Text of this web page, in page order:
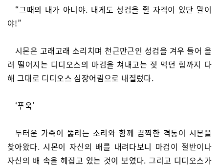
“그때의 내가 아니야. 내게도 성검을 쥘 자격이 있단 말이
야!”
시몬은 고래고래 소리치며 천근만근인 성검을 겨우 들어 올
려 떨어지는 디디오스의 마검을 쳐내고는 젖 먹던 힘까지 다
해 그대로 디디오스 심장어림으로 내질렀다.
‘푸욱’
두터운 가죽이 뚫리는 소리와 함께 끔찍한 격통이 시몬을
찾아왔다. 시몬이 자신의 배를 내려다보니 마검이 절반이나
자신의 배 속을 헤집고 있는 것이 보였다. 그리고 디디오스가